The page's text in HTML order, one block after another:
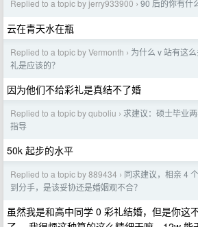
Replied to a topic by jerry933900 › 90 后的你有什
云在青天水在瓶
Replied to a topic by Vermonth › 为什么 v 站有这
礼是应该的？
因为他们不给彩礼是真结不了婚
Replied to a topic by quboliu › 求建议：硕士毕业
指导
50k 起步的水平
Replied to a topic by 889434 › 同求建议，相亲 4
到分手，是该妥协还是婚姻观不合？
虽然我是和高中同学 0 彩礼结婚，但是你这